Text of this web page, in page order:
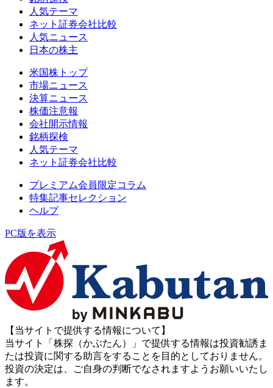
人気テーマ
ネット証券会社比較
人気ニュース
日本の株主
米国株トップ
市場ニュース
決算ニュース
株価注意報
会社開示情報
銘柄探検
人気テーマ
ネット証券会社比較
プレミアム会員限定コラム
特集記事セレクション
ヘルプ
PC版を表示
【当サイトで提供する情報について】
当サイト「株探（かぶたん）」で提供する情報は投資勧誘ま
たは投資に関する助言をすることを目的としておりません。
投資の決定は、ご自身の判断でなされますようお願いいたし
ます。